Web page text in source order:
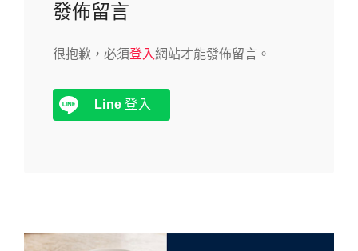
發佈留言
很抱歉，必須登入網站才能發佈留言。
Line 登入